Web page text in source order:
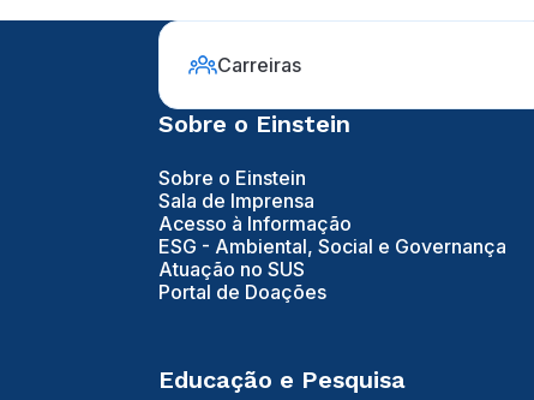
Carreiras
Sobre o Einstein
Sobre o Einstein
Sala de Imprensa
Acesso à Informação
ESG - Ambiental, Social e Governança
Atuação no SUS
Portal de Doações
Educação e Pesquisa